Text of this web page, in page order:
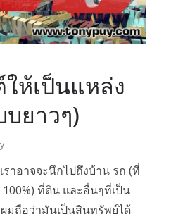
ให้เป็นแหล่ง
ยาวๆ)
าอาจจะนึกไปถึงบ้าน รถ (ที่
ที่ดิน และอื่นๆที่เป็น
มถือว่ามันเป็นสินทรัพย์ได้